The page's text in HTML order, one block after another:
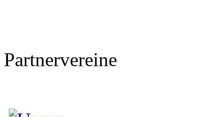
Partnervereine